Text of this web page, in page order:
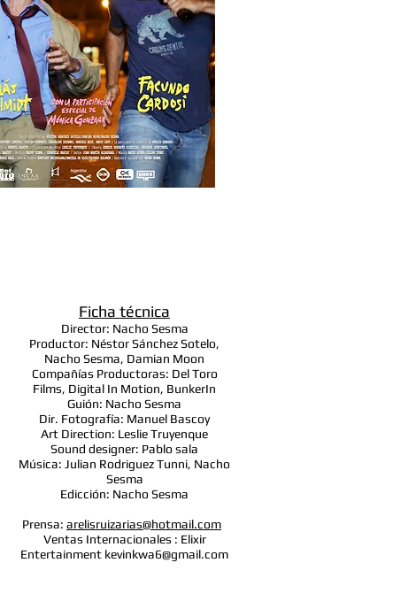
Ficha técnica
Director: Nacho Sesma
Productor: Néstor Sánchez Sotelo,
Nacho Sesma, Damian Moon
Compañías Productoras: Del Toro
Films, Digital In Motion, BunkerIn
Guión: Nacho Sesma
Dir. Fotografía: Manuel Bascoy
Art Direction: Leslie Truyenque
Sound designer: Pablo sala
Música: Julian Rodriguez Tunni, Nacho
Sesma
Edicción: Nacho Sesma
Prensa: arelisruizarias@hotmail.com
Ventas Internacionales : Elixir
Entertainment kevinkwa6@gmail.com